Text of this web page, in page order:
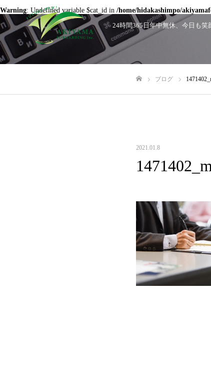
24時間365日年中無休、今日も
Warning: Undefined variable $cat_id in /home/hidakashimpo/
ブログ
2021.01.8
1471402_m